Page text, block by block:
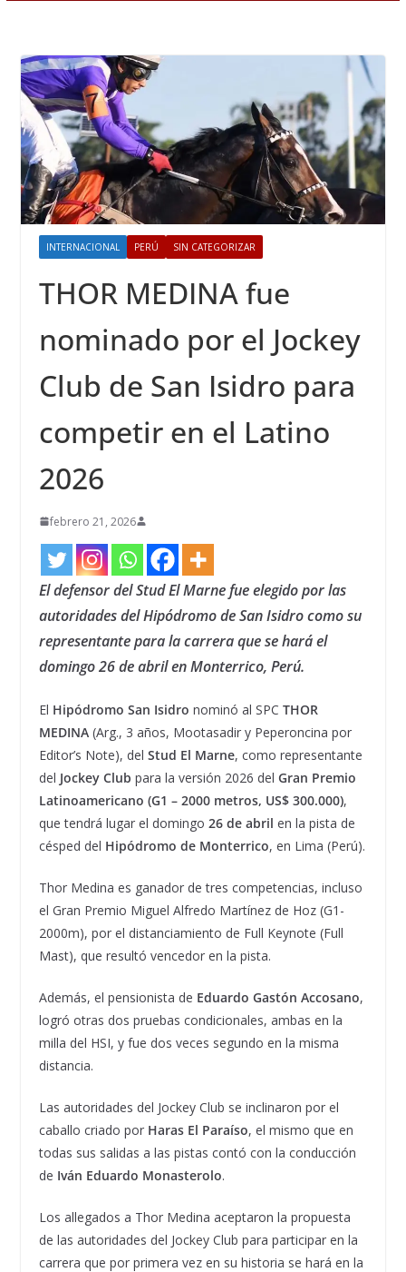
INTERNACIONAL PERÚ SIN CATEGORIZAR
THOR MEDINA fue
nominado por el Jockey
Club de San Isidro para
competir en el Latino
2026
febrero 21, 2026
El defensor del Stud El Marne fue elegido por las
autoridades del Hipódromo de San Isidro como su
representante para la carrera que se hará el
domingo 26 de abril en Monterrico, Perú.
El Hipódromo San Isidro nominó al SPC THOR
MEDINA (Arg., 3 años, Mootasadir y Peperoncina por
Editor’s Note), del Stud El Marne, como representante
del Jockey Club para la versión 2026 del Gran Premio
Latinoamericano (G1 – 2000 metros, US$ 300.000),
que tendrá lugar el domingo 26 de abril en la pista de
césped del Hipódromo de Monterrico, en Lima (Perú).
Thor Medina es ganador de tres competencias, incluso
el Gran Premio Miguel Alfredo Martínez de Hoz (G1-
2000m), por el distanciamiento de Full Keynote (Full
Mast), que resultó vencedor en la pista.
Además, el pensionista de Eduardo Gastón Accosano,
logró otras dos pruebas condicionales, ambas en la
milla del HSI, y fue dos veces segundo en la misma
distancia.
Las autoridades del Jockey Club se inclinaron por el
caballo criado por Haras El Paraíso, el mismo que en
todas sus salidas a las pistas contó con la conducción
de Iván Eduardo Monasterolo.
Los allegados a Thor Medina aceptaron la propuesta
de las autoridades del Jockey Club para participar en la
carrera que por primera vez en su historia se hará en la